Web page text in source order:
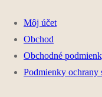
Môj účet
Obchod
Obchodné
Podmienky ochrany